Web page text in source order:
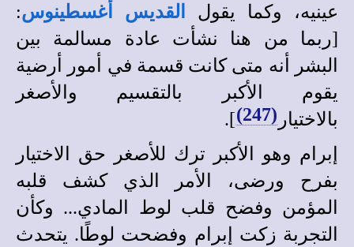
عينيه، وكما يقول
القديس أغسطينوس:
[ربما من هنا نشأت عادة مسالمة بين
البشر أنه متى كانت قسمة في أمور أرضية
يقوم الأكبر بالتقسيم والأصغر
بالاختيار (247)
].
إبرام وهو الأكبر ترك للأصغر حق الاختيار
بفرح ورضى، الأمر الذي كشف قلبه
المؤمن وفضح قلب لوط المادي... وكأن
التجربة زكت إبرام وفضحت لوطًا. يتحدث